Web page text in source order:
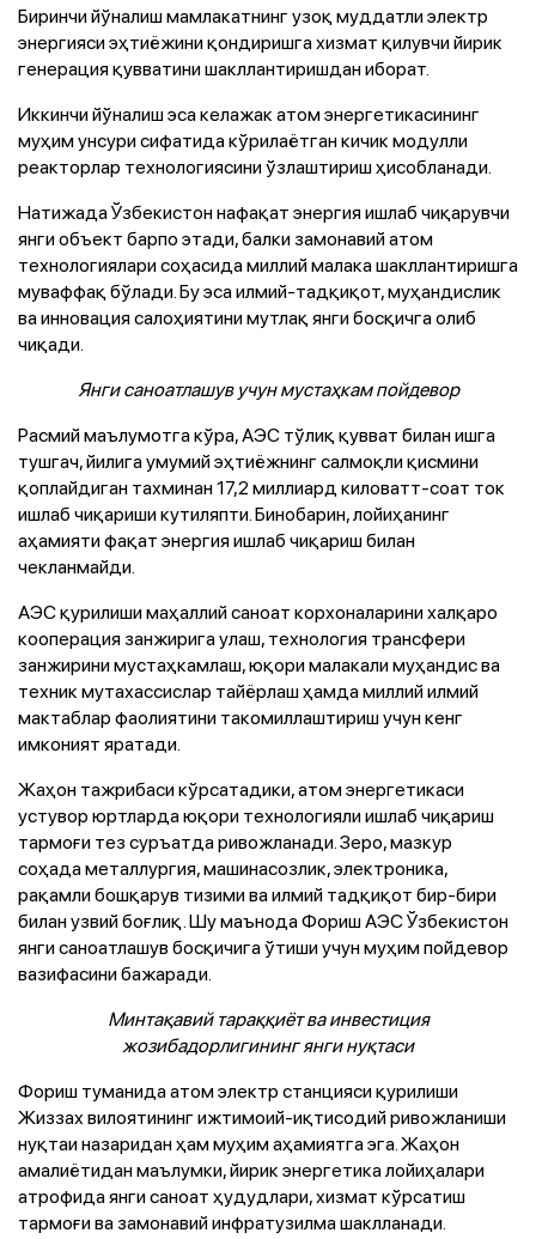
Биринчи йўналиш мамлакатнинг узоқ муддатли электр
энергияси эҳтиёжини қондиришга хизмат қилувчи йирик
генерация қувватини шакллантиришдан иборат.
Иккинчи йўналиш эса келажак атом энергетикасининг
муҳим унсури сифатида кўрилаётган кичик модулли
реакторлар технологиясини ўзлаштириш ҳисобланади.
Натижада Ўзбекистон нафақат энергия ишлаб чиқарувчи
янги объект барпо этади, балки замонавий атом
технологиялари соҳасида миллий малака шакллантиришга
муваффақ бўлади. Бу эса илмий-тадқиқот, муҳандислик
ва инновация салоҳиятини мутлақ янги босқичга олиб
чиқади.
Янги саноатлашув учун мустаҳкам пойдевор
Расмий маълумотга кўра, АЭС тўлиқ қувват билан ишга
тушгач, йилига умумий эҳтиёжнинг салмоқли қисмини
қоплайдиган тахминан 17,2 миллиард киловатт-соат ток
ишлаб чиқариши кутиляпти. Бинобарин, лойиҳанинг
аҳамияти фақат энергия ишлаб чиқариш билан
чекланмайди.
АЭС қурилиши маҳаллий саноат корхоналарини халқаро
кооперация занжирига улаш, технология трансфери
занжирини мустаҳкамлаш, юқори малакали муҳандис ва
техник мутахассислар тайёрлаш ҳамда миллий илмий
мактаблар фаолиятини такомиллаштириш учун кенг
имконият яратади.
Жаҳон тажрибаси кўрсатадики, атом энергетикаси
устувор юртларда юқори технологияли ишлаб чиқариш
тармоғи тез суръатда ривожланади. Зеро, мазкур
соҳада металлургия, машинасозлик, электроника,
рақамли бошқарув тизими ва илмий тадқиқот бир-бири
билан узвий боғлиқ. Шу маънода Фориш АЭС Ўзбекистон
янги саноатлашув босқичига ўтиши учун муҳим пойдевор
вазифасини бажаради.
Минтақавий тараққиёт ва инвестиция
жозибадорлигининг янги нуқтаси
Фориш туманида атом электр станцияси қурилиши
Жиззах вилоятининг ижтимоий-иқтисодий ривожланиши
нуқтаи назаридан ҳам муҳим аҳамиятга эга. Жаҳон
амалиётидан маълумки, йирик энергетика лойиҳалари
атрофида янги саноат ҳудудлари, хизмат кўрсатиш
тармоғи ва замонавий инфратузилма шаклланади.